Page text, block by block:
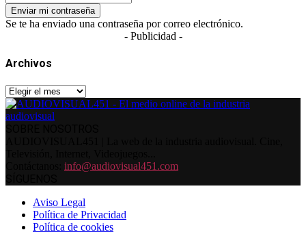
Se te ha enviado una contraseña por correo electrónico.
- Publicidad -
Archivos
Archivos
info@audiovisual451.com
Aviso Legal
Política de Privacidad
Política de cookies